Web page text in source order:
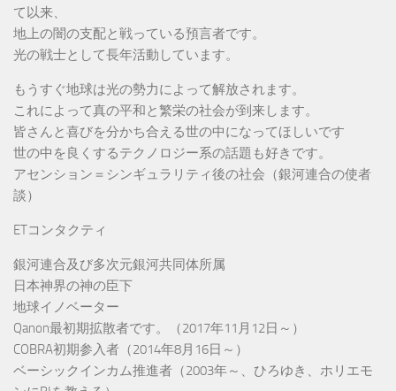
て以来、
地上の闇の支配と戦っている預言者です。
光の戦士として長年活動しています。
もうすぐ地球は光の勢力によって解放されます。
これによって真の平和と繁栄の社会が到来します。
皆さんと喜びを分かち合える世の中になってほしいです
世の中を良くするテクノロジー系の話題も好きです。
アセンション＝シンギュラリティ後の社会（銀河連合の使者
談）
ETコンタクティ
銀河連合及び多次元銀河共同体所属
日本神界の神の臣下
地球イノベーター
Qanon最初期拡散者です。（2017年11月12日～）
COBRA初期参入者（2014年8月16日～）
ベーシックインカム推進者（2003年～、ひろゆき、ホリエモ